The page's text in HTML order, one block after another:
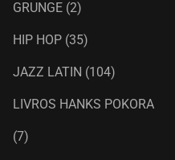
GRUNGE (2)
HIP HOP (35)
JAZZ LATIN (104)
LIVROS HANKS POKORA
(7)